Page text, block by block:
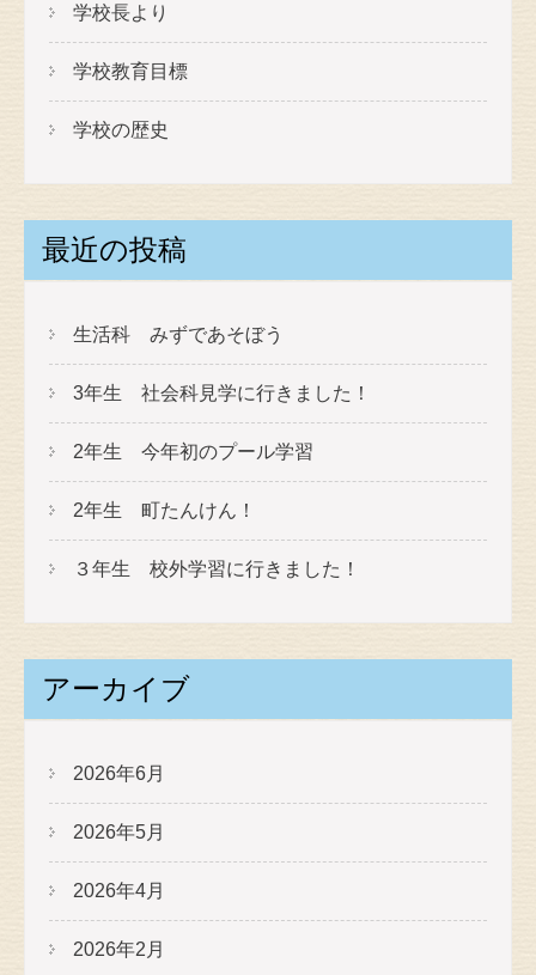
学校長より
学校教育目標
学校の歴史
最近の投稿
生活科 みずであそぼう
3年生 社会科見学に行きました！
2年生 今年初のプール学習
2年生 町たんけん！
３年生 校外学習に行きました！
アーカイブ
2026年6月
2026年5月
2026年4月
2026年2月